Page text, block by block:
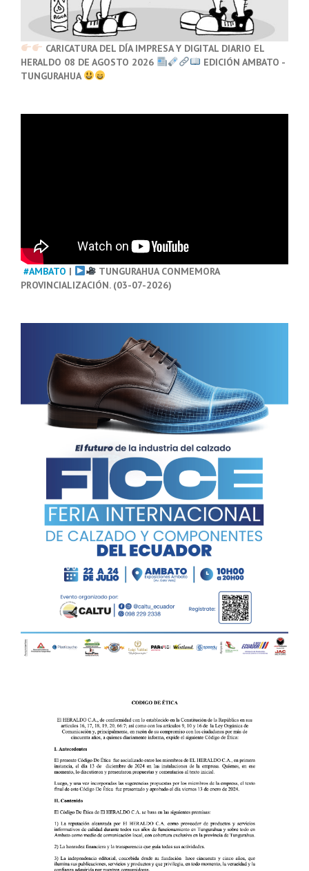
CARICATURA DEL DÍA IMPRESA Y DIGITAL DIARIO EL
HERALDO 08 DE AGOSTO 2026
EDICIÓN AMBATO -
TUNGURAHUA
#AMBATO |
TUNGURAHUA CONMEMORA
PROVINCIALIZACIÓN. (03-07-2026)